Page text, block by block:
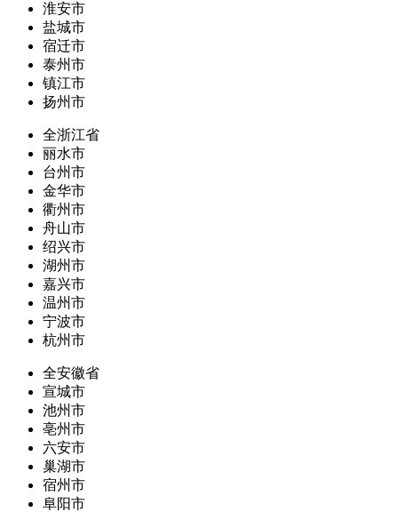
淮安市
盐城市
宿迁市
泰州市
镇江市
扬州市
全浙江省
丽水市
台州市
金华市
衢州市
舟山市
绍兴市
湖州市
嘉兴市
温州市
宁波市
杭州市
全安徽省
宣城市
池州市
亳州市
六安市
巢湖市
宿州市
阜阳市